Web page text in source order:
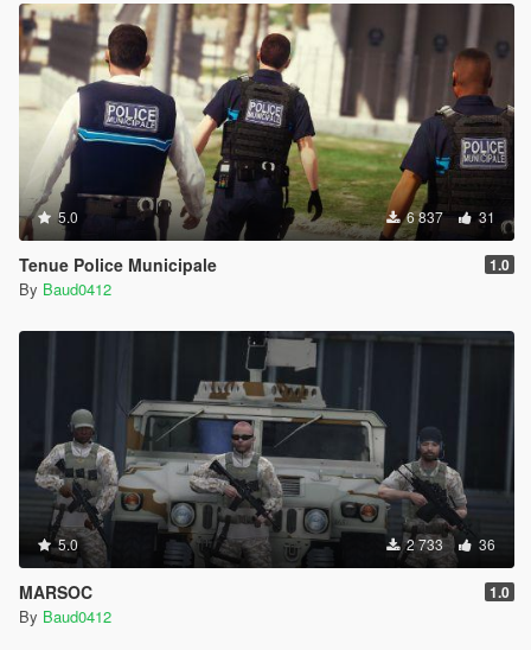
5.0 6 837 31
Tenue Police Municipale 1.0
By Baud0412
5.0 2 733 36
MARSOC 1.0
By Baud0412